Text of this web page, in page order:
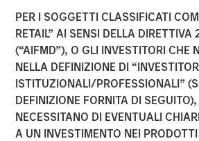
PER I SOGGETTI CLASSIFICATI
RETAIL” AI SENSI DELLA DIRETTIVA
(“AIFMD”), O GLI INVESTITORI CHE
NELLA DEFINIZIONE DI
ISTITUZIONALI/PROFESSIONALI”
DEFINIZIONE FORNITA DI SEGUITO),
NECESSITANO DI EVENTUALI
A UN INVESTIMENTO NEI
Morgan Stanley
Investing
MorningStar
Living Portfolio
Million